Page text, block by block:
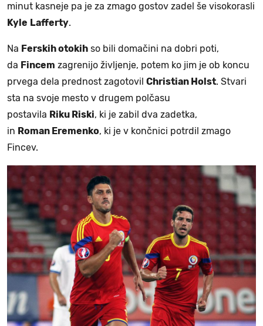
minut kasneje pa je za zmago gostov zadel še visokorasli
Kyle Lafferty.
Na Ferskihotokih so bili domačini na dobri poti,
da Fincem zagrenijo življenje, potem ko jim je ob koncu
prvega dela prednost zagotovil Christian Holst. Stvari
sta na svoje mesto v drugem polčasu
postavila Riku Riski, ki je zabil dva zadetka,
in Roman Eremenko, ki je v končnici potrdil zmago
Fincev.